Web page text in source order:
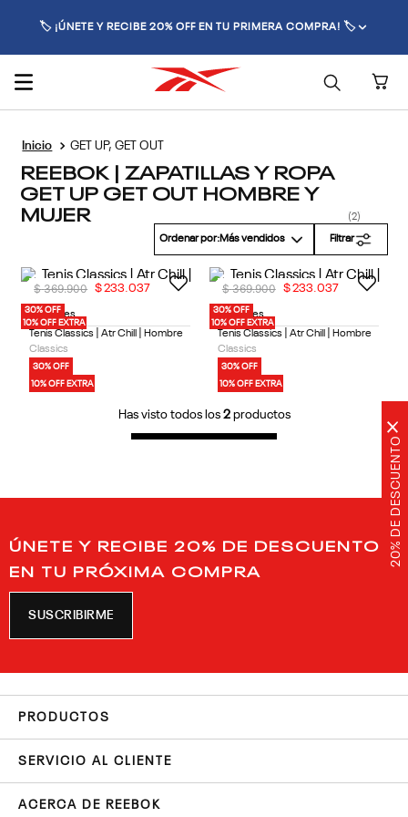
20% DE DESCUENTO
×
🏷️ ¡ÚNETE Y RECIBE 20% OFF EN TU PRIMERA COMPRA! 🏷️
GET UP, GET OUT
REEBOK | ZAPATILLAS Y ROPA
GET UP GET OUT HOMBRE Y
MUJER 2
Ordenar por Más vendidos Filtrar
30% OFF
10% OFF EXTRA
2 Colores
Tenis Classics | Atr Chill | Hombre
Classics
30% OFF
10% OFF EXTRA
$ 369.900 $233.037
30% OFF
10% OFF EXTRA
2 Colores
Tenis Classics | Atr Chill | Hombre
Classics
30% OFF
10% OFF EXTRA
$ 369.900 $233.037
Has visto todos los 2productos
ÚNETE Y RECIBE 20% DE DESCUENTO
EN TU PRÓXIMA COMPRA
SUSCRIBIRME
PRODUCTOS
SERVICIO AL CLIENTE
ACERCA DE REEBOK